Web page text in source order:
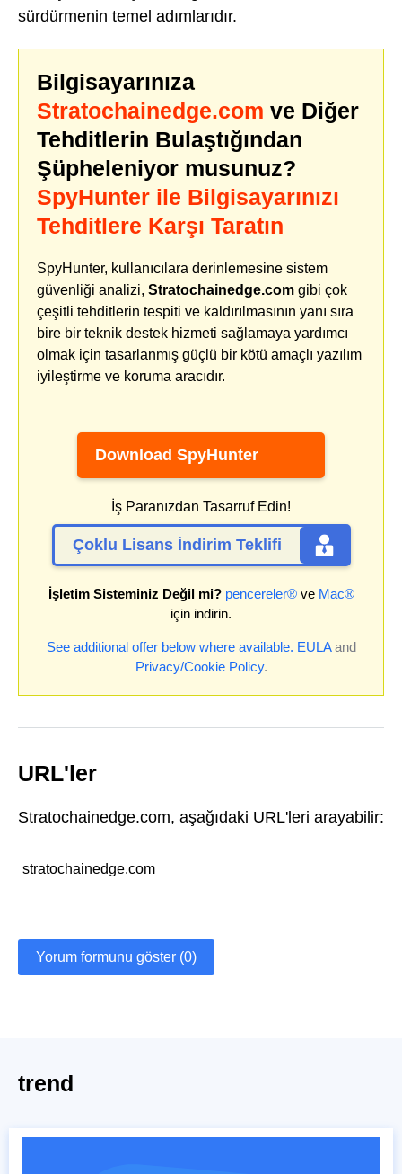
sürdürmenin temel adımlarıdır.
Bilgisayarınıza
Stratochainedge.com ve Diğer
Tehditlerin Bulaştığından
Şüpheleniyor musunuz?
SpyHunter ile Bilgisayarınızı
Tehditlere Karşı Taratın
SpyHunter, kullanıcılara derinlemesine sistem
güvenliği analizi, Stratochainedge.com gibi çok
çeşitli tehditlerin tespiti ve kaldırılmasının yanı sıra
bire bir teknik destek hizmeti sağlamaya yardımcı
olmak için tasarlanmış güçlü bir kötü amaçlı yazılım
iyileştirme ve koruma aracıdır.
Download SpyHunter
İş Paranızdan Tasarruf Edin!
Çoklu Lisans İndirim Teklifi
İşletim Sisteminiz Değil mi? pencereler®ve Mac®
için indirin.
See additional offer below where available. EULAand
Privacy/Cookie Policy.
URL'ler
Stratochainedge.com, aşağıdaki URL'leri arayabilir:
stratochainedge.com
Yorum formunu göster (0)
trend